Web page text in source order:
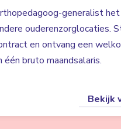
generalist
ouderenzorglocaties.
en ontvang een
één bruto maandsalaris.
Bekijk